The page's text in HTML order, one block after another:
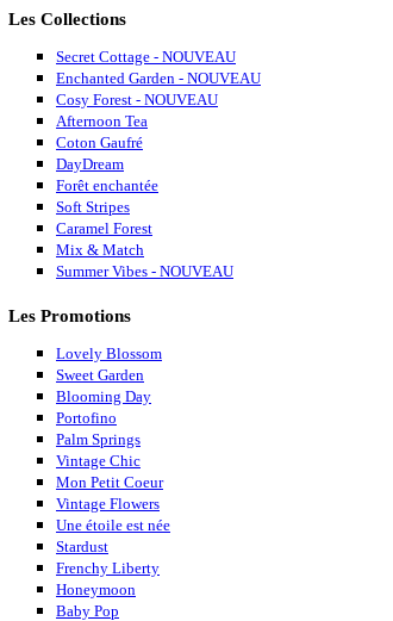
Les Collections
Secret Cottage - NOUVEAU
Enchanted Garden - NOUVEAU
Cosy Forest - NOUVEAU
Afternoon Tea
Coton Gaufré
DayDream
Forêt enchantée
Soft Stripes
Caramel Forest
Mix & Match
Summer Vibes - NOUVEAU
Les Promotions
Lovely Blossom
Sweet Garden
Blooming Day
Portofino
Palm Springs
Vintage Chic
Mon Petit Coeur
Vintage Flowers
Une étoile est née
Stardust
Frenchy Liberty
Honeymoon
Baby Pop